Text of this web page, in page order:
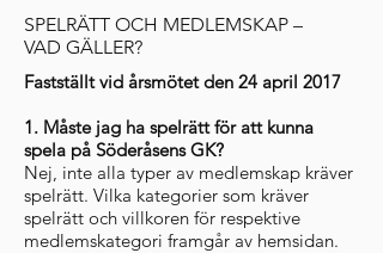
SPELRÄTT OCH MEDLEMSKAP –
VAD GÄLLER?
Fastställt vid årsmötet den 24 april 2017
1. Måste jag ha spelrätt för att kunna
spela på Söderåsens GK?
Nej, inte alla typer av medlemskap kräver
spelrätt. Vilka kategorier som kräver
spelrätt och villkoren för respektive
medlemskategori framgår av hemsidan.